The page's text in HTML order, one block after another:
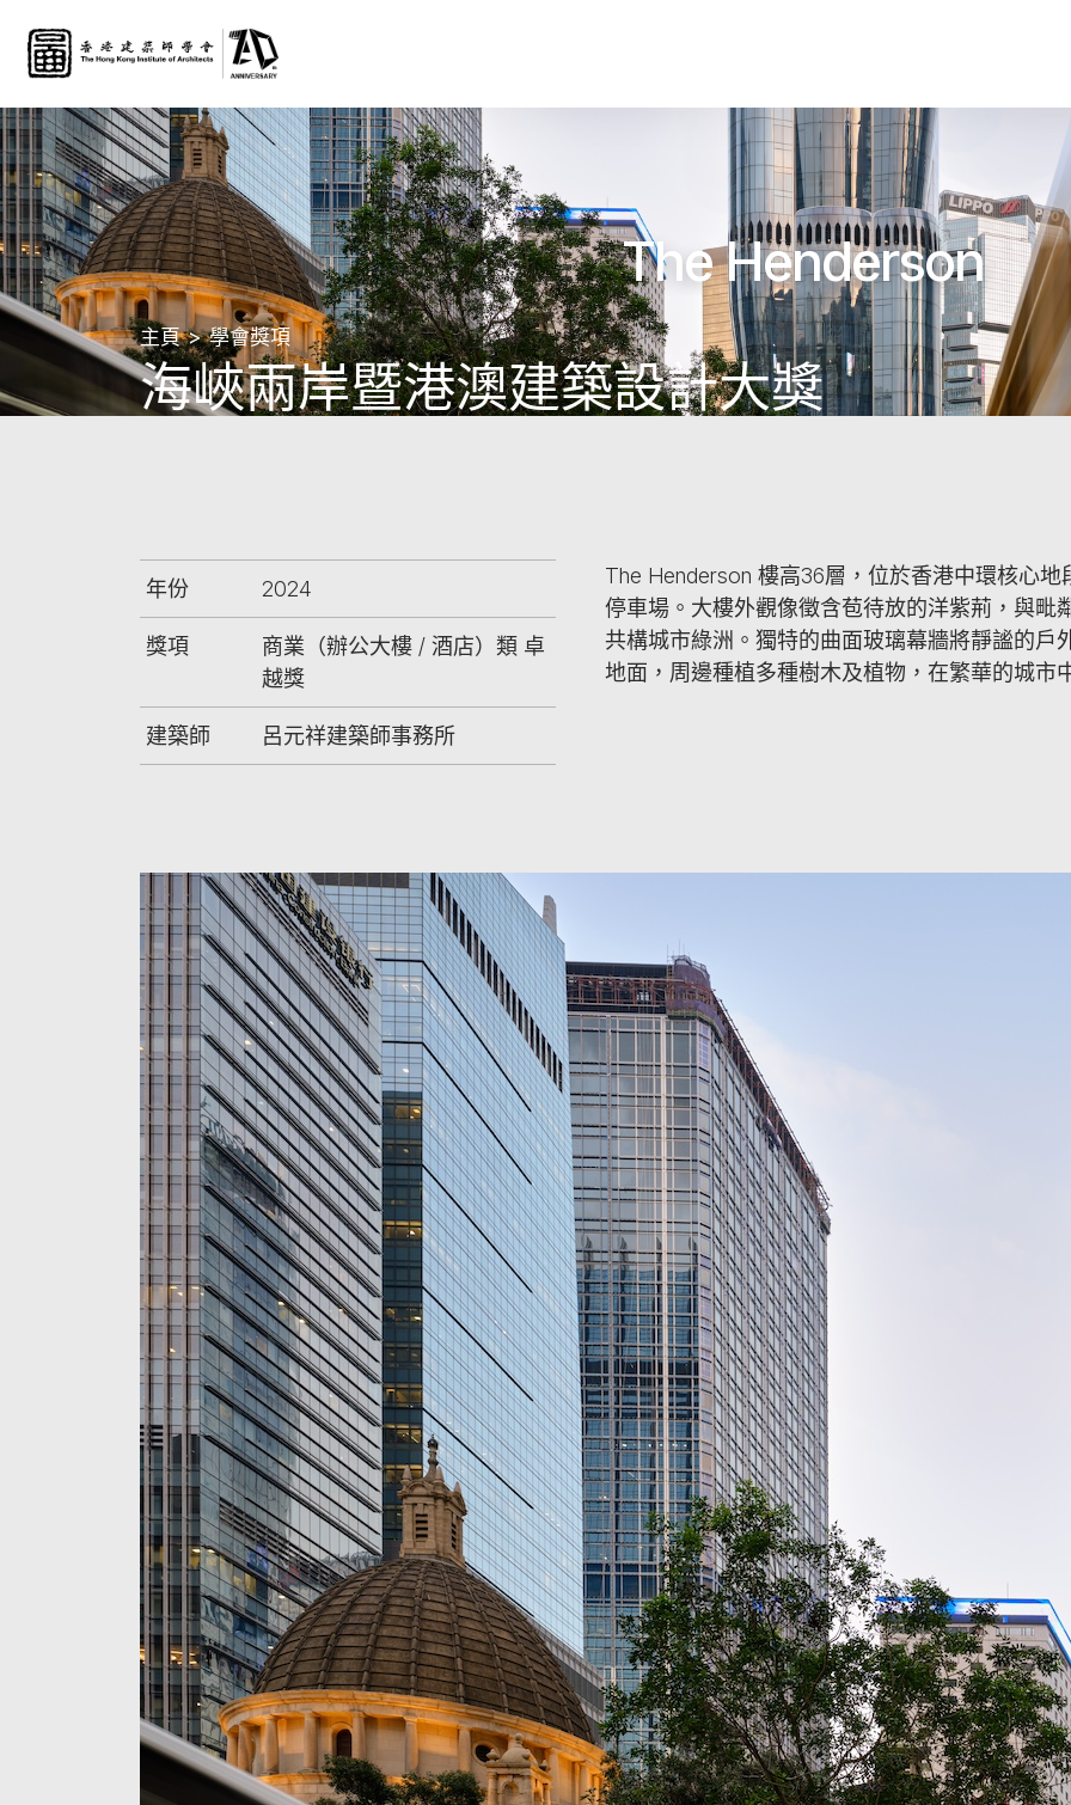
The Henderson
主頁 學會獎項
海峽兩岸暨港澳建築設計大獎
年份 2024
獎項
商業（辦公大樓 / 酒店）類 卓
越獎
建築師 呂元祥建築師事務所
The Henderson 樓高36層，位於香港中環核心
停車場。大樓外觀像徵含苞待放的洋紫荊，與毗
共構城市綠洲。獨特的曲面玻璃幕牆將靜謐的戶
地面，周邊種植多種樹木及植物，在繁華的城市